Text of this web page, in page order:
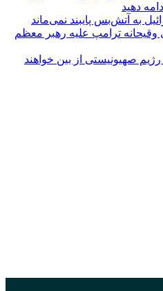
دهید
به آتش‌بس پایبند نمی‌ماند
وقیحانه ترامپ علیه رهبر معظم
صهیونیستی از بین خواهند